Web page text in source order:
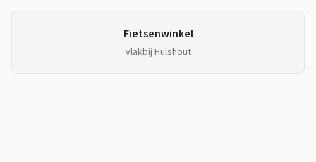
Fietsenwinkel
vlakbij Hulshout